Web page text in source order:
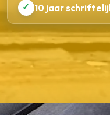
✓ 10 jaar